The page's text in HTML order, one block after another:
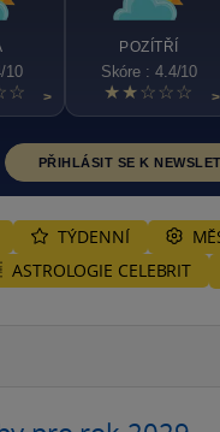
10
>
POZÍTŘÍ
Skóre : 4.4/10
★★☆☆☆ >
PŘIHLÁSIT SE K
TÝDENNÍ
ASTROLOGIE CELEBRIT